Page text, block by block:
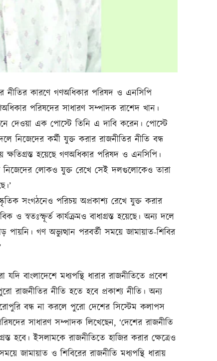
নীতির কারণে গণঅধিকার পরিষদ ও এনসিপি
পরিষদের সাধারণ সম্পাদক রাশেদ খান।
দেওয়া এক পোস্টে তিনি এ দাবি করেন। পোস্টে
নিজেদের কর্মী যুক্ত করার রাজনীতির নীতি বন্ধ
হয়েছে গণঅধিকার পরিষদ ও এনসিপি।
নিজেদের লোকও যুক্ত রেখে সেই দলগুলোকেও তারা
সংগঠনেও পরিচয় অপ্রকাশ্য রেখে যুক্ত করার
ও স্বতঃস্ফূর্ত কার্যক্রমও বাধাগ্রস্ত হয়েছে। অন্য দলে
গণ অভ্যুত্থান পরবর্তী সময়ে জামায়াত-শিবির
যদি বাংলাদেশে মধ্যপন্থি ধারার রাজনীতিতে প্রবেশ
রাজনীতির নীতি হতে হবে প্রকাশ্য নীতি। অন্য
বন্ধ না করলে পুরো দেশের সিস্টেম কলাপস
সাধারণ সম্পাদক লিখেছেন, ‘দেশের রাজনীতি
হবে। ইসলামকে রাজনীতিতে হাজির করার ক্ষেত্রেও
জামায়াত ও শিবিরের রাজনীতি মধ্যপন্থি ধারায়